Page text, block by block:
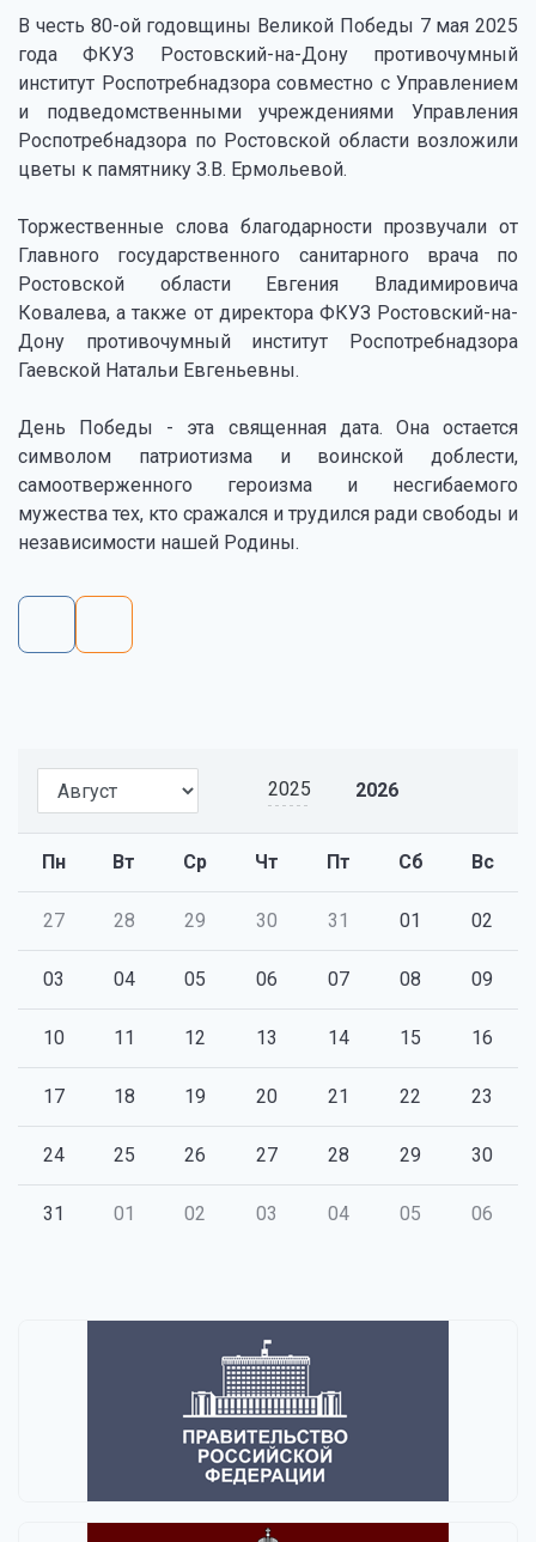
2025 2026
Пн Вт Ср Чт Пт Сб Вс
27 28 29 30 31 01 02
03 04 05 06 07 08 09
10 11 12 13 14 15 16
17 18 19 20 21 22 23
24 25 26 27 28 29 30
31 01 02 03 04 05 06
В честь 80-ой годовщины Великой Победы 7 мая 2025
года ФКУЗ Ростовский-на-Дону противочумный
институт Роспотребнадзора совместно с Управлением
и подведомственными учреждениями Управления
Роспотребнадзора по Ростовской области возложили
цветы к памятнику З.В. Ермольевой.
Торжественные слова благодарности прозвучали от
Главного государственного санитарного врача по
Ростовской области Евгения Владимировича
Ковалева, а также от директора ФКУЗ Ростовский-на-
Дону противочумный институт Роспотребнадзора
Гаевской Натальи Евгеньевны.
День Победы - эта священная дата. Она остается
символом патриотизма и воинской доблести,
самоотверженного героизма и несгибаемого
мужества тех, кто сражался и трудился ради свободы и
независимости нашей Родины.